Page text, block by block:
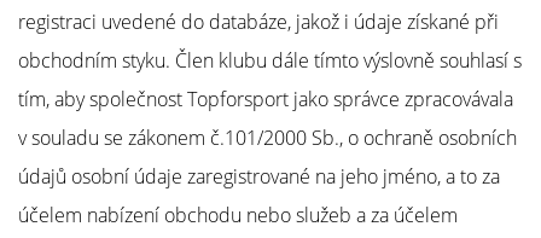
registraci uvedené do databáze, jakož i údaje získané při
obchodním styku. Člen klubu dále tímto výslovně souhlasí s
tím, aby společnost Topforsport jako správce zpracovávala
v souladu se zákonem č.101/2000 Sb., o ochraně osobních
údajů osobní údaje zaregistrované na jeho jméno, a to za
účelem nabízení obchodu nebo služeb a za účelem